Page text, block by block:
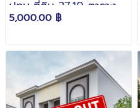
ปทุม ที่ดิน 27.10 ตารางวา
พิเศษ 3.39 ลบ.*
5,000.00 ฿